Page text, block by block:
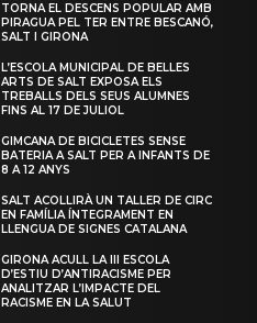
TORNA EL DESCENS POPULAR AMB
PIRAGUA PEL TER ENTRE BESCANÓ,
SALT I GIRONA
L’ESCOLA MUNICIPAL DE BELLES
ARTS DE SALT EXPOSA ELS
TREBALLS DELS SEUS ALUMNES
FINS AL 17 DE JULIOL
GIMCANA DE BICICLETES SENSE
BATERIA A SALT PER A INFANTS DE
8 A 12 ANYS
SALT ACOLLIRÀ UN TALLER DE CIRC
EN FAMÍLIA ÍNTEGRAMENT EN
LLENGUA DE SIGNES CATALANA
GIRONA ACULL LA III ESCOLA
D’ESTIU D’ANTIRACISME PER
ANALITZAR L’IMPACTE DEL
RACISME EN LA SALUT